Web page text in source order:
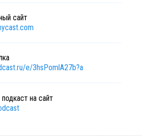
сайт
e/3hsPomlA27b?a
на сайт